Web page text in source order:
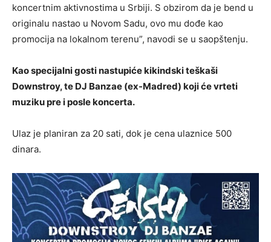
koncertnim aktivnostima u Srbiji. S obzirom da je bend u
originalu nastao u Novom Sadu, ovo mu dođe kao
promocija na lokalnom terenu”, navodi se u saopštenju.
Kao specijalni gosti nastupiće kikindski teškaši
Downstroy, te DJ Banzae (ex-Madred) koji će vrteti
muziku pre i posle koncerta.
Ulaz je planiran za 20 sati, dok je cena ulaznice 500
dinara.